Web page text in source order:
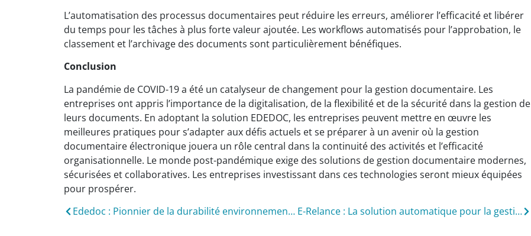
L’automatisation des processus documentaires peut réduire les erreurs, améliorer l’efficacité et libérer
du temps pour les tâches à plus forte valeur ajoutée. Les workflows automatisés pour l’approbation, le
classement et l’archivage des documents sont particulièrement bénéfiques.
Conclusion
La pandémie de COVID-19 a été un catalyseur de changement pour la gestion documentaire. Les
entreprises ont appris l’importance de la digitalisation, de la flexibilité et de la sécurité dans la gestion de
leurs documents. En adoptant la solution EDEDOC, les entreprises peuvent mettre en œuvre les
meilleures pratiques pour s’adapter aux défis actuels et se préparer à un avenir où la gestion
documentaire électronique jouera un rôle central dans la continuité des activités et l’efficacité
organisationnelle. Le monde post-pandémique exige des solutions de gestion documentaire modernes,
sécurisées et collaboratives. Les entreprises investissant dans ces technologies seront mieux équipées
pour prospérer.
Ededoc : Pionnier de la durabilité environnementale par la réduction du papier
E-Relance : La solution automatique pour la gestion des relances et réclamations clients